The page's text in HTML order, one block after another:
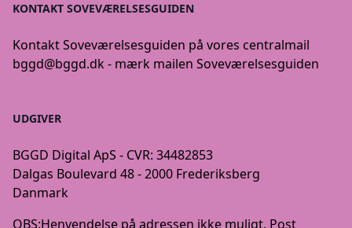
KONTAKT SOVEVÆRELSESGUIDEN
Kontakt Soveværelsesguiden på vores centralmail
bggd@bggd.dk- mærk mailen Soveværelsesguiden
UDGIVER
BGGD Digital ApS - CVR: 34482853
Dalgas Boulevard 48 - 2000 Frederiksberg
Danmark
OBS:Henvendelse på adressen ikke muligt. Post